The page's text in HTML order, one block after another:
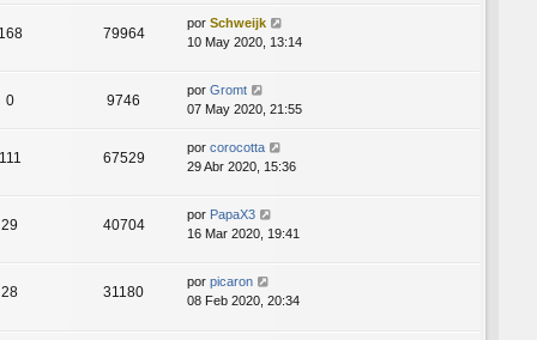
168 79964
por Schweijk
10 May 2020, 13:14
0 9746
por Gromt
07 May 2020, 21:55
111 67529
por corocotta
29 Abr 2020, 15:36
29 40704
por PapaX3
16 Mar 2020, 19:41
28 31180
por picaron
08 Feb 2020, 20:34